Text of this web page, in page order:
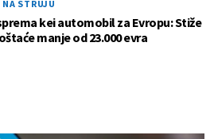
STRUJU
kei automobil za Evropu: Stiže
manje od 23.000 evra